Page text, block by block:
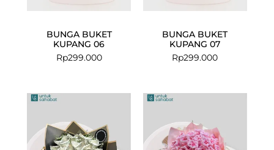
BUNGA BUKET
KUPANG 06
Rp299.000
BUNGA BUKET
KUPANG 07
Rp299.000